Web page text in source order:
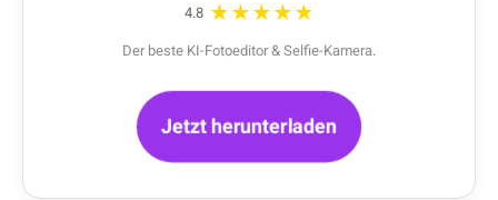
4.8 ★★★★★
Der beste KI-Fotoeditor & Selfie-Kamera.
Jetzt herunterladen